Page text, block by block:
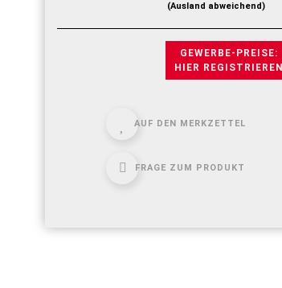
(Ausland abweichend)
GEWERBE-PREISE:
HIER REGISTRIEREN
AUF DEN MERKZETTEL
FRAGE ZUM PRODUKT